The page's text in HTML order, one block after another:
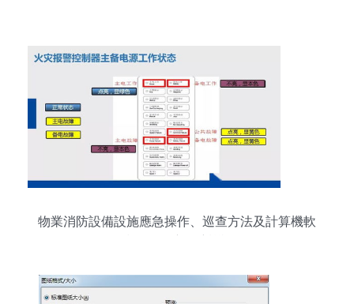
物業消防設備設施應急操作、巡查方法及計算機軟